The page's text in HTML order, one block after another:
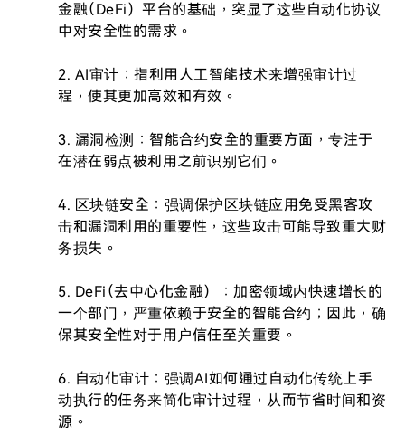
金融（DeFi）平台的基础，突显了这些自动化协议
中对安全性的需求。
2. AI审计：指利用人工智能技术来增强审计过
程，使其更加高效和有效。
3. 漏洞检测：智能合约安全的重要方面，专注于
在潜在弱点被利用之前识别它们。
4. 区块链安全：强调保护区块链应用免受黑客攻
击和漏洞利用的重要性，这些攻击可能导致重大财
务损失。
5. DeFi（去中心化金融）：加密领域内快速增长的
一个部门，严重依赖于安全的智能合约；因此，确
保其安全性对于用户信任至关重要。
6. 自动化审计：强调AI如何通过自动化传统上手
动执行的任务来简化审计过程，从而节省时间和资
源。